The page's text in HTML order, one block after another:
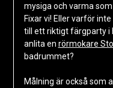
mysiga och varma
Fixar vi! Eller varför
till ett riktigt färgparty i
anlita en rörmokare
badrummet?
Målning är också som